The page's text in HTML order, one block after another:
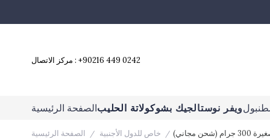
مركز الاتصال : +90216 449 0242
الصفحة الرئيسيةويفر نوستالجيك بشوكولاتة الحليب
الصفحة الرئيسية خاص للدول الأجنبية